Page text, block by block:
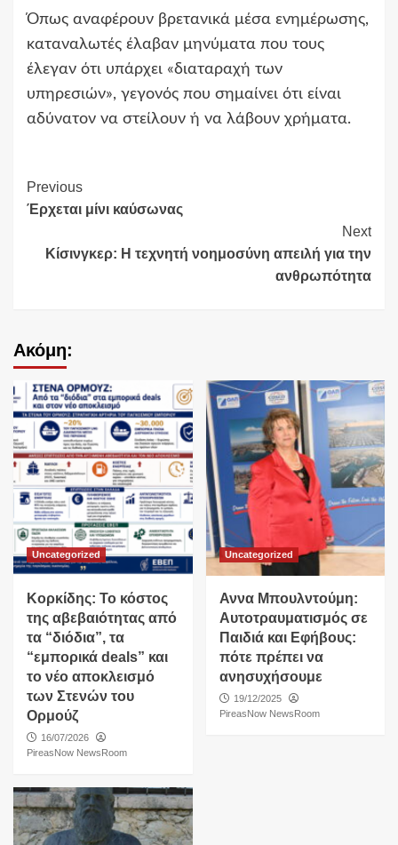
Όπως αναφέρουν βρετανικά μέσα ενημέρωσης,
καταναλωτές έλαβαν μηνύματα που τους
έλεγαν ότι υπάρχει «διαταραχή των
υπηρεσιών», γεγονός που σημαίνει ότι είναι
αδύνατον να στείλουν ή να λάβουν χρήματα.
Continue
Reading
Previous
Έρχεται μίνι καύσωνας
Next
Κίσινγκερ: Η τεχνητή νοημοσύνη απειλή για την
ανθρωπότητα
Ακόμη:
Uncategorized
Κορκίδης: Το κόστος
της αβεβαιότητας από
τα “διόδια”, τα
“εμπορικά deals” και
το νέο αποκλεισμό
των Στενών του
Ορμούζ
16/07/2026
PireasNow NewsRoom
Uncategorized
Αννα Μπουλντούμη:
Αυτοτραυματισμός σε
Παιδιά και Εφήβους:
πότε πρέπει να
ανησυχήσουμε
19/12/2025
PireasNow NewsRoom